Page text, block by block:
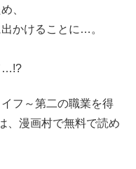
、
かけることに…。
…!?
フ～第二の職業を得
、漫画村で無料で読め